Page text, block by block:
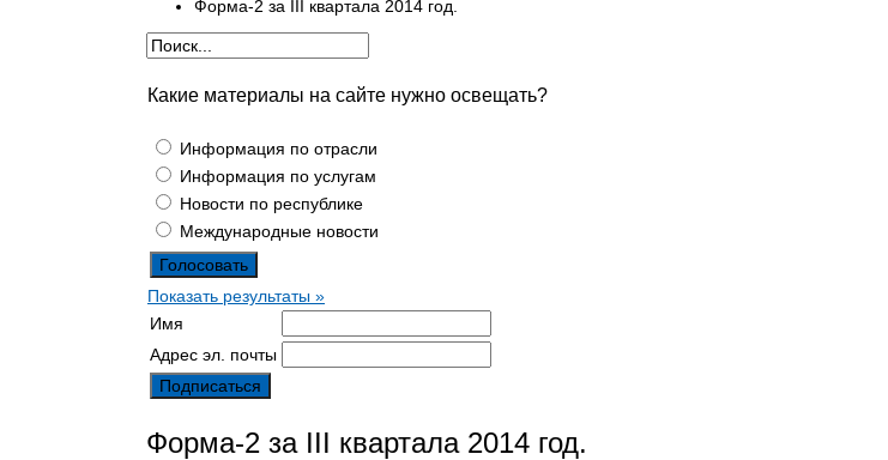
Форма-2 за III квартала 2014 год.
Какие материалы на сайте нужно освещать?
Информация по отрасли
Информация по услугам
Новости по республике
Международные новости
Показать результаты »
Имя
Адрес эл. почты
Форма-2 за III квартала 2014 год.